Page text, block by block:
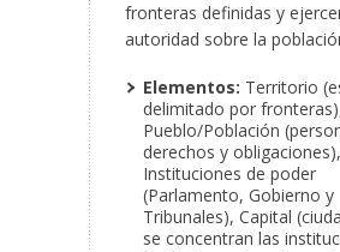
fronteras definidas y
autoridad sobre la
Elementos: Territorio
delimitado por
Pueblo/Población
derechos y obligaciones),
Instituciones de poder
(Parlamento, Gobierno y
Tribunales), Capital
se concentran las